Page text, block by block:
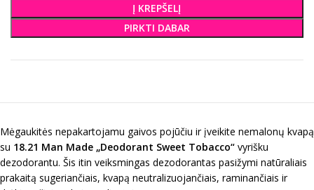
Į KREPŠELĮ
PIRKTI DABAR
Mėgaukitės nepakartojamu gaivos pojūčiu ir įveikite nemalonų kvapą
su 18.21 Man Made „Deodorant Sweet Tobacco“ vyrišku
dezodorantu. Šis itin veiksmingas dezodorantas pasižymi natūraliais
prakaitą sugeriančiais, kvapą neutralizuojančiais, raminančiais ir